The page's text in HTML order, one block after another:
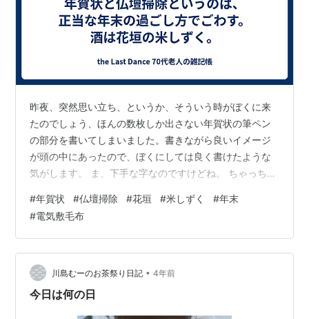
昨夜、突然思い立ち、というか、そういう時がぼくに来
たのでしょう、ほんの数枚しか出さない年賀状の筆ペン
の部分を書いてしまいました。書きながら良いイメージ
が頭の中にあったので、ぼくにしては良く書けたような
気がします。 ま、下手な字なのですけどね。 ちゃっちゃ
とは万年筆で住所を書いて仕舞えば終了。 昔は全部筆ペ
ンで書いてましたが、ここ最近は万年筆も使うようにな
りました。 歳なんです。 そんで今日は家内に急かされて
仏壇の掃除。 二人でせっせとお磨きしました。 早めに用
事が終われば、酒を飲んで年末が過ごせます。 そしてな
ぜか何枚もある電気敷毛布を一つ一…
#年賀状 #仏壇掃除 #花垣 #米しずく #年末
#電気敷毛布
川島むーのお茶祭り日記 • 4年前
今日は何の日